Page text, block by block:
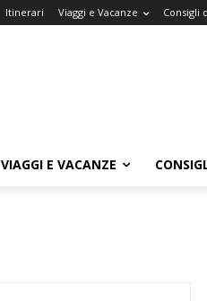
Itinerari Viaggi e Vacanze Consigli
VIAGGI E VACANZE